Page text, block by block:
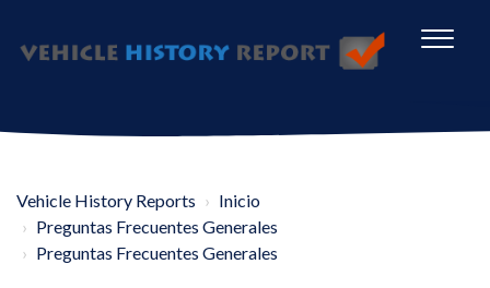
Vehicle History Reports
Inicio
Preguntas Frecuentes Generales
Preguntas Frecuentes Generales